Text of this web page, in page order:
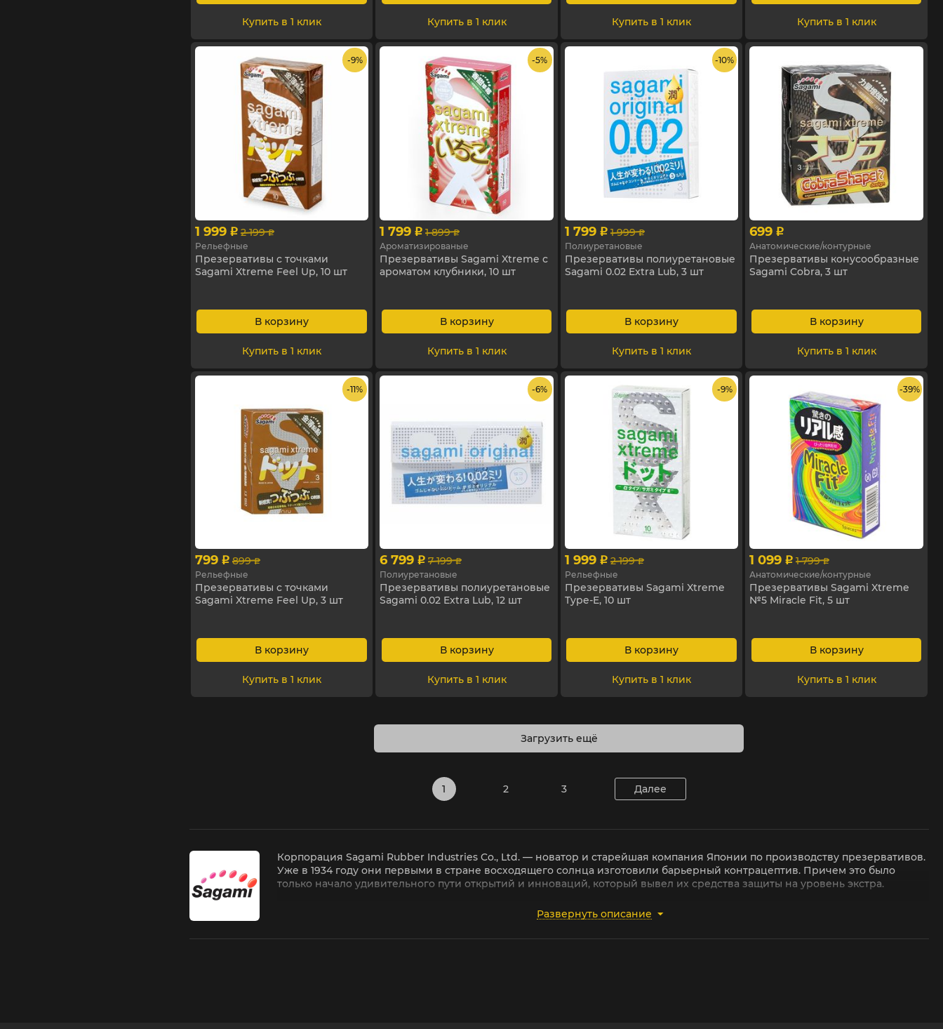
Купить в 1 клик Купить в 1 клик Купить в 1 клик Купить в 1 клик
- 9%
1 999 p 2 199 p
Рельефные
Презервативы с точками
Sagami Xtreme Feel Up, 10 шт
В корзину
Купить в 1 клик
- 5%
1 799 p 1 899 p
Ароматизированые
Презервативы Sagami Xtreme с
ароматом клубники, 10 шт
В корзину
Купить в 1 клик
- 10%
1 799 p 1 999 p
Полиуретановые
Презервативы полиуретановые
Sagami 0.02 Extra Lub, 3 шт
В корзину
Купить в 1 клик
699 p
Анатомические/контурные
Презервативы конусообразные
Sagami Cobra, 3 шт
В корзину
Купить в 1 клик
- 11%
799 p 899 p
Рельефные
Презервативы с точками
Sagami Xtreme Feel Up, 3 шт
В корзину
Купить в 1 клик
- 6%
6 799 p 7 199 p
Полиуретановые
Презервативы полиуретановые
Sagami 0.02 Extra Lub, 12 шт
В корзину
Купить в 1 клик
- 9%
1 999 p 2 199 p
Рельефные
Презервативы Sagami Xtreme
Type-E, 10 шт
В корзину
Купить в 1 клик
- 39%
1 099 p 1 799 p
Анатомические/контурные
Презервативы Sagami Xtreme
№5 Miracle Fit, 5 шт
В корзину
Купить в 1 клик
Загрузить ещё
1 2 3 Далее
Корпорация Sagami Rubber Industries Co., Ltd. — новатор и старейшая компания Японии по производству презервативов.
Уже в 1934 году они первыми в стране восходящего солнца изготовили барьерный контрацептив. Причем это было
только начало удивительного пути открытий и инноваций, который вывел их средства защиты на уровень экстра.
презервативов, их наборы завоевывают лояльность все большего числа мужчин по всему миру. Например, в 1949 году
Развернуть описание